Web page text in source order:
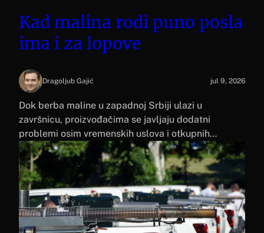
Kad malina rodi puno posla
ima i za lopove
Dragoljub Gajić jul 9, 2026
Dok berba maline u zapadnoj Srbiji ulazi u
završnicu, proizvođačima se javljaju dodatni
problemi osim vremenskih uslova i otkupnih…